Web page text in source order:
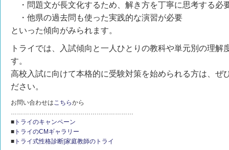
・問題文が長文化するため、解き方を丁寧に思考する必
・他県の過去問も使った実践的な演習が必要
といった傾向がみられます。
トライでは、入試傾向と一人ひとりの教科や単元別の理解
す。
高校入試に向けて本格的に受験対策を始められる方は、ぜ
ださい。
お問い合わせはこちらから
……………………………………………………
■ トライのキャンペーン
■ トライのCMギャラリー
■ トライ式性格診断|家庭教師のトライ